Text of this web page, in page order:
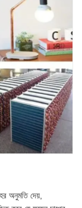
অনুমতি দেয়,